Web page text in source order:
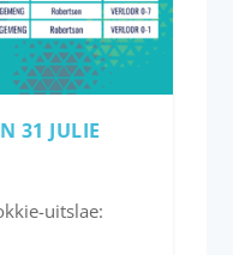
31 JULIE
uitslae: